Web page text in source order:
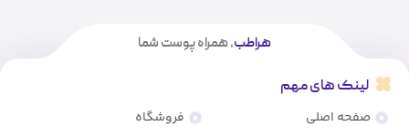
هراطب، همراه پوست شما
لینک های مهم
صفحه اصلی
فروشگاه